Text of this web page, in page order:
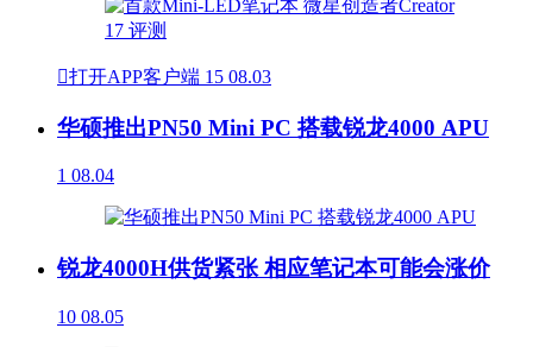
打开APP客户端 15 08.03
华硕推出PN50 Mini PC 搭载锐龙4000 APU
1 08.04
锐龙4000H供货紧张 相应笔记本可能会涨价
10 08.05